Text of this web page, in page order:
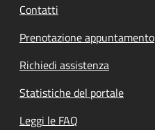
Contatti
Prenotazione appuntamento
Richiedi assistenza
Statistiche del portale
Leggi le FAQ